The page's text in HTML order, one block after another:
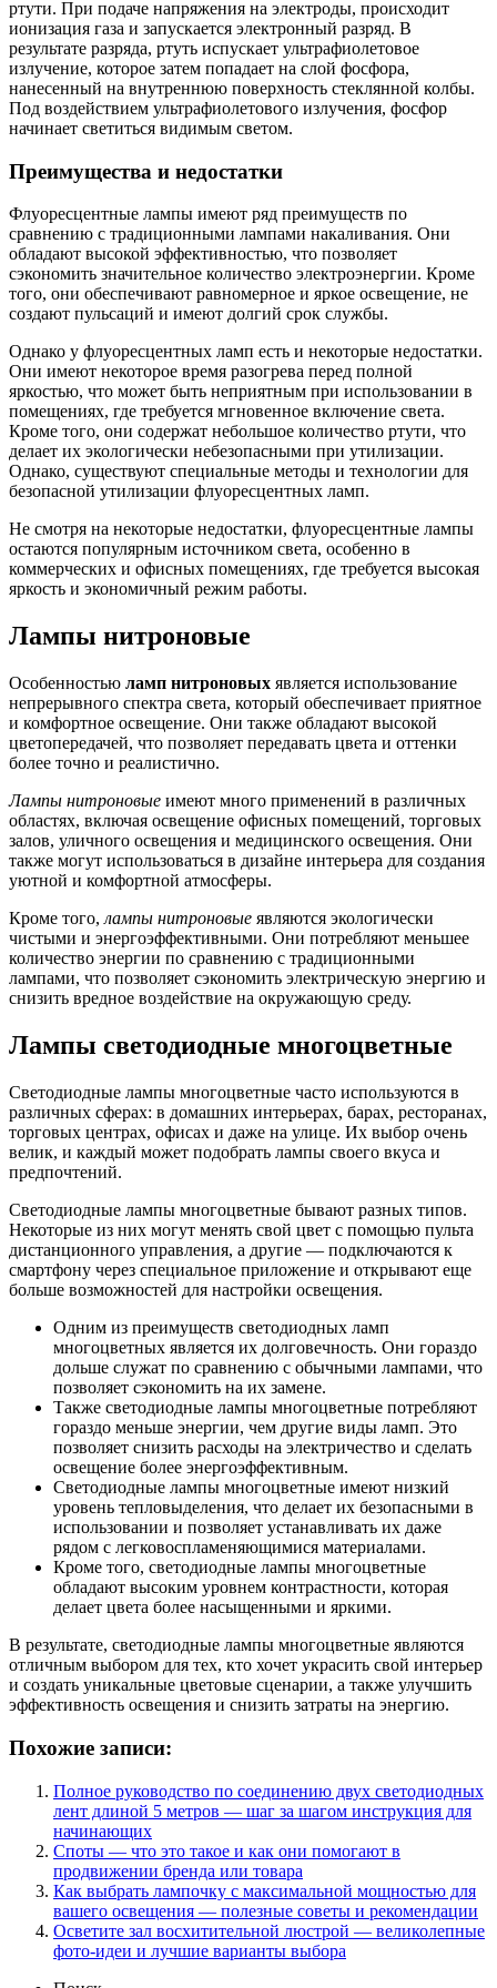
ртути. При подаче напряжения на электроды, происходит
ионизация газа и запускается электронный разряд. В
результате разряда, ртуть испускает ультрафиолетовое
излучение, которое затем попадает на слой фосфора,
нанесенный на внутреннюю поверхность стеклянной колбы.
Под воздействием ультрафиолетового излучения, фосфор
начинает светиться видимым светом.
Преимущества и недостатки
Флуоресцентные лампы имеют ряд преимуществ по
сравнению с традиционными лампами накаливания. Они
обладают высокой эффективностью, что позволяет
сэкономить значительное количество электроэнергии. Кроме
того, они обеспечивают равномерное и яркое освещение, не
создают пульсаций и имеют долгий срок службы.
Однако у флуоресцентных ламп есть и некоторые недостатки.
Они имеют некоторое время разогрева перед полной
яркостью, что может быть неприятным при использовании в
помещениях, где требуется мгновенное включение света.
Кроме того, они содержат небольшое количество ртути, что
делает их экологически небезопасными при утилизации.
Однако, существуют специальные методы и технологии для
безопасной утилизации флуоресцентных ламп.
Не смотря на некоторые недостатки, флуоресцентные лампы
остаются популярным источником света, особенно в
коммерческих и офисных помещениях, где требуется высокая
яркость и экономичный режим работы.
Лампы нитроновые
Особенностью ламп нитроновых является использование
непрерывного спектра света, который обеспечивает приятное
и комфортное освещение. Они также обладают высокой
цветопередачей, что позволяет передавать цвета и оттенки
более точно и реалистично.
Лампы нитроновые имеют много применений в различных
областях, включая освещение офисных помещений, торговых
залов, уличного освещения и медицинского освещения. Они
также могут использоваться в дизайне интерьера для создания
уютной и комфортной атмосферы.
Кроме того, лампы нитроновые являются экологически
чистыми и энергоэффективными. Они потребляют меньшее
количество энергии по сравнению с традиционными
лампами, что позволяет сэкономить электрическую энергию и
снизить вредное воздействие на окружающую среду.
Лампы светодиодные многоцветные
Светодиодные лампы многоцветные часто используются в
различных сферах: в домашних интерьерах, барах, ресторанах,
торговых центрах, офисах и даже на улице. Их выбор очень
велик, и каждый может подобрать лампы своего вкуса и
предпочтений.
Светодиодные лампы многоцветные бывают разных типов.
Некоторые из них могут менять свой цвет с помощью пульта
дистанционного управления, а другие — подключаются к
смартфону через специальное приложение и открывают еще
больше возможностей для настройки освещения.
Одним из преимуществ светодиодных ламп
многоцветных является их долговечность. Они гораздо
дольше служат по сравнению с обычными лампами, что
позволяет сэкономить на их замене.
Также светодиодные лампы многоцветные потребляют
гораздо меньше энергии, чем другие виды ламп. Это
позволяет снизить расходы на электричество и сделать
освещение более энергоэффективным.
Светодиодные лампы многоцветные имеют низкий
уровень тепловыделения, что делает их безопасными в
использовании и позволяет устанавливать их даже
рядом с легковоспламеняющимися материалами.
Кроме того, светодиодные лампы многоцветные
обладают высоким уровнем контрастности, которая
делает цвета более насыщенными и яркими.
В результате, светодиодные лампы многоцветные являются
отличным выбором для тех, кто хочет украсить свой интерьер
и создать уникальные цветовые сценарии, а также улучшить
эффективность освещения и снизить затраты на энергию.
Похожие записи:
Полное руководство по соединению двух светодиодных
лент длиной 5 метров — шаг за шагом инструкция для
начинающих
Споты — что это такое и как они помогают в
продвижении бренда или товара
Как выбрать лампочку с максимальной мощностью для
вашего освещения — полезные советы и рекомендации
Осветите зал восхитительной люстрой — великолепные
фото-идеи и лучшие варианты выбора